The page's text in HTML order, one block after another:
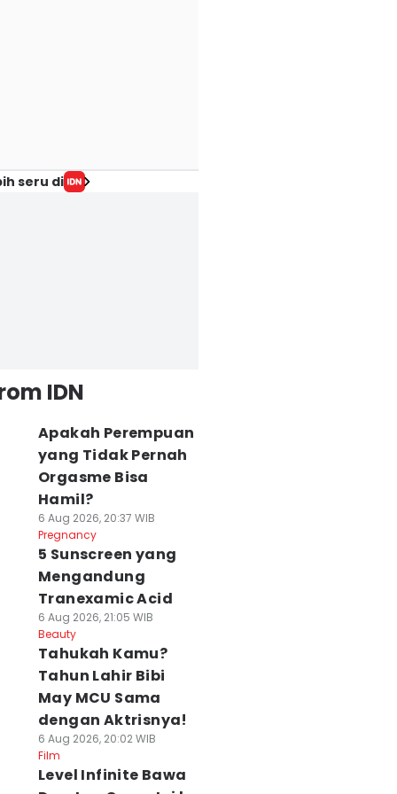
seru di
IDN
Apakah Perempuan
yang Tidak Pernah
Orgasme Bisa
Hamil?
6 Aug 2026, 20:37 WIB
Pregnancy
5 Sunscreen yang
Mengandung
Tranexamic Acid
6 Aug 2026, 21:05 WIB
Beauty
Tahukah Kamu?
Tahun Lahir Bibi
May MCU Sama
dengan Aktrisnya!
6 Aug 2026, 20:02 WIB
Film
Level Infinite Bawa